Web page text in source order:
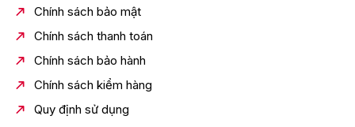
Truyền thanh Kỹ thuật số DVB-T2 (*VN: DVB-T2C)
Bộ dò đài Analog Yes
Data Broadcasting HbbTV 2.0.4 (SG)
TV Key Support Yes
Kết Nối
Chính sách bảo mật
Chính sách thanh toán
Chính sách bảo hành
Chính sách kiểm hàng
Quy định sử dụng